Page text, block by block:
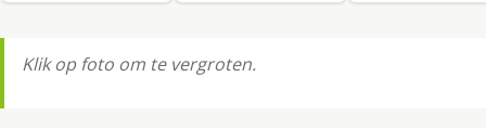
Klik op foto om te vergroten.